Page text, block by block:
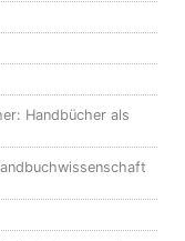
Handbücher als